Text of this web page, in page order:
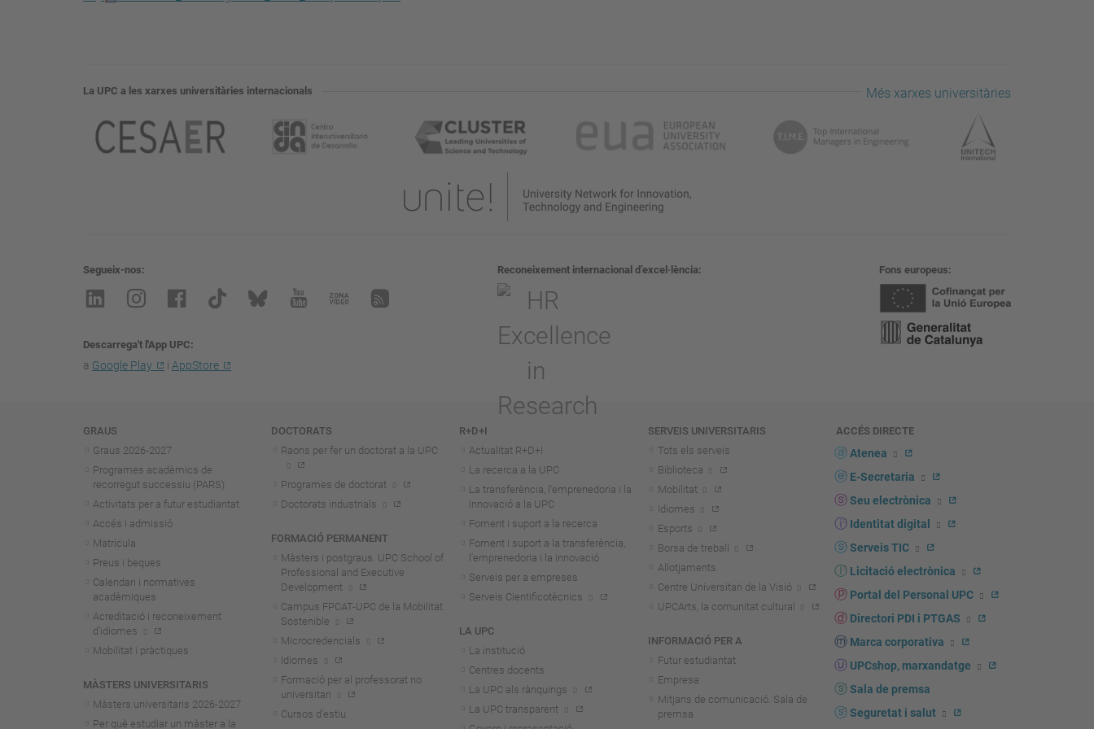
La UPC a les xarxes universitàries internacionals Més xarxes universitàries
Segueix-nos
Descarrega't l'App UPC
a Google Play i AppStore
Reconeixement internacional d’excel·lència Fons europeus
Navegació
GRAUS
Graus 2026-2027
Programes acadèmics de
recorregut successiu (PARS)
Activitats per a futur estudiantat
Accés i admissió
Matrícula
Preus i beques
Calendari i normatives
acadèmiques
Acreditació i reconeixement
d'idiomes
Mobilitat i pràctiques
MÀSTERS UNIVERSITARIS
Màsters universitaris 2026-2027
Per què estudiar un màster a la
DOCTORATS
Raons per fer un doctorat a la UPC
Programes de doctorat
Doctorats industrials
FORMACIÓ PERMANENT
Màsters i postgraus. UPC School of
Professional and Executive
Development
Campus FPCAT-UPC de la Mobilitat
Sostenible
Microcredencials
Idiomes
Formació per al professorat no
universitari
Cursos d'estiu
R+D+I
Actualitat R+D+I
La recerca a la UPC
La transferència, l'emprenedoria i la
innovació a la UPC
Foment i suport a la recerca
Foment i suport a la transferència,
l'emprenedoria i la innovació
Serveis per a empreses
Serveis Cientificotècnics
LA UPC
La institució
Centres docents
La UPC als rànquings
La UPC transparent
SERVEIS UNIVERSITARIS
Tots els serveis
Biblioteca
Mobilitat
Idiomes
Esports
Borsa de treball
Allotjaments
Centre Universitari de la Visió
UPCArts, la comunitat cultural
INFORMACIÓ PER A
Futur estudiantat
Empresa
Mitjans de comunicació. Sala de
premsa
ACCÉS DIRECTE
Atenea
E-Secretaria
Seu electrònica
Identitat digital
Serveis TIC
Licitació electrònica
Portal del Personal UPC
Directori PDI i PTGAS
Marca corporativa
UPCshop, marxandatge
Sala de premsa
Seguretat i salut